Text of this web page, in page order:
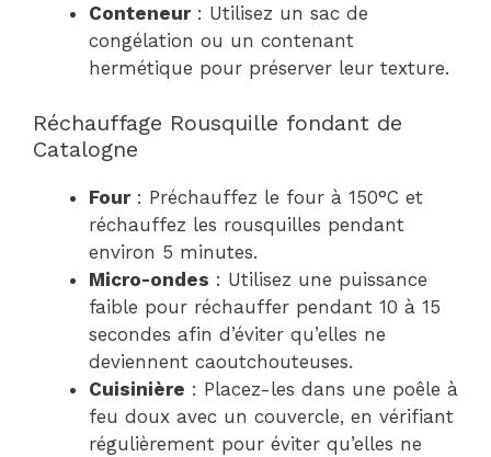
Conteneur: Utilisez un sac de
congélation ou un contenant
hermétique pour préserver leur texture.
Réchauffage Rousquille fondant de
Catalogne
Four: Préchauffez le four à 150°C et
réchauffez les rousquilles pendant
environ 5 minutes.
Micro-ondes : Utilisez une puissance
faible pour réchauffer pendant 10 à 15
secondes afin d’éviter qu’elles ne
deviennent caoutchouteuses.
Cuisinière : Placez-les dans une poêle à
feu doux avec un couvercle, en vérifiant
régulièrement pour éviter qu’elles ne